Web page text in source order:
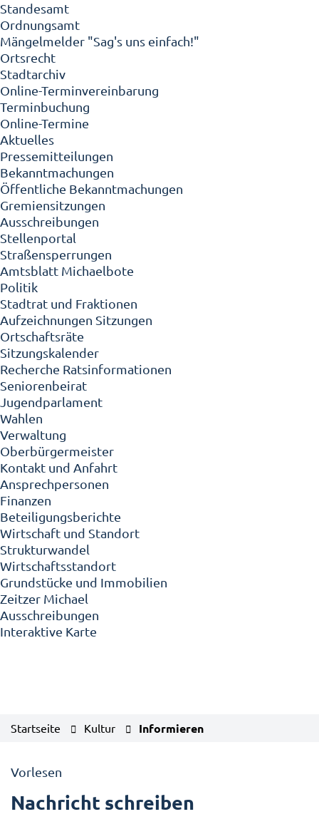
Standesamt
Ordnungsamt
Mängelmelder "Sag's uns einfach!"
Ortsrecht
Stadtarchiv
Online-Terminvereinbarung
Terminbuchung
Online-Termine
Aktuelles
Pressemitteilungen
Bekanntmachungen
Öffentliche Bekanntmachungen
Gremiensitzungen
Ausschreibungen
Stellenportal
Straßensperrungen
Amtsblatt Michaelbote
Politik
Stadtrat und Fraktionen
Aufzeichnungen Sitzungen
Ortschaftsräte
Sitzungskalender
Recherche Ratsinformationen
Seniorenbeirat
Jugendparlament
Wahlen
Verwaltung
Oberbürgermeister
Kontakt und Anfahrt
Ansprechpersonen
Finanzen
Beteiligungsberichte
Wirtschaft und Standort
Strukturwandel
Wirtschaftsstandort
Grundstücke und Immobilien
Zeitzer Michael
Ausschreibungen
Interaktive Karte
Startseite Kultur Informieren
Vorlesen
Nachricht schreiben